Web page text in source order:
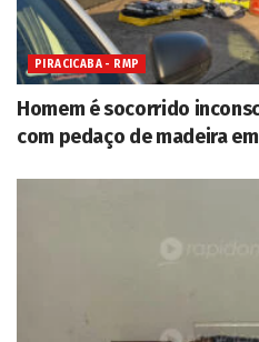
PIRACICABA - RMP
Homem é socorrido
com pedaço de madeira